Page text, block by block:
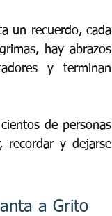
un recuerdo, cada
hay abrazos
y terminan
de personas
recordar y dejarse
a Grito